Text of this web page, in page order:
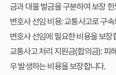
금과 대물 벌금을 구분하여 보장
변호사 선임 비용:교통사고로 구
변호사 선임에 필요한 비용을 보장
교통사고 처리 지원금(합의금):피
우 발생하는 비용을 보장합니다.